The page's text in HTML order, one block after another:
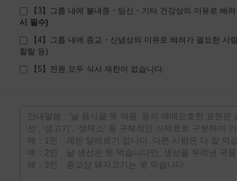
【3】그룹 내에 불내증・임신・기타 건강상의 이유로 배
【4】그룹 내에 종교・신념상의 이유로 배려가 필요한 사
할랄 등)
【5】전원 모두 식사 제한이 없습니다.